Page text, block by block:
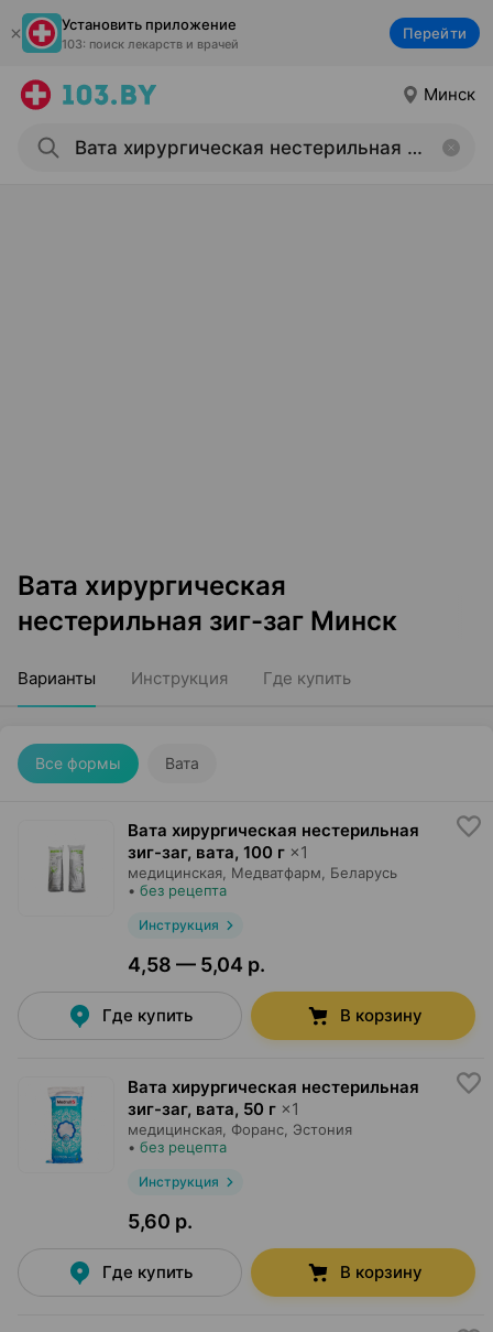
Установить приложение
103: поиск лекарств и врачей
Перейти
Минск
Вата хирургическая
нестерильная зиг-заг Минск
Варианты Инструкция Где купить
Все формы Вата
Вата хирургическая нестерильная
зиг-заг, вата, 100 г ×1
медицинская, Медватфарм , Беларусь
• без рецепта
Инструкция
4,58 — 5,04 р.
Где купить В корзину
Вата хирургическая нестерильная
зиг-заг, вата, 50 г ×1
медицинская, Форанс , Эстония
• без рецепта
Инструкция
5,60 р.
Где купить В корзину